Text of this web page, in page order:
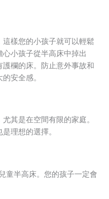
樣您的小孩子就可以輕鬆
小孩子從半高床中掉出
欄的床。防止意外事故和
安全感。
其是在空間有限的家庭。
理想的選擇。
童半高床。您的孩子一定會